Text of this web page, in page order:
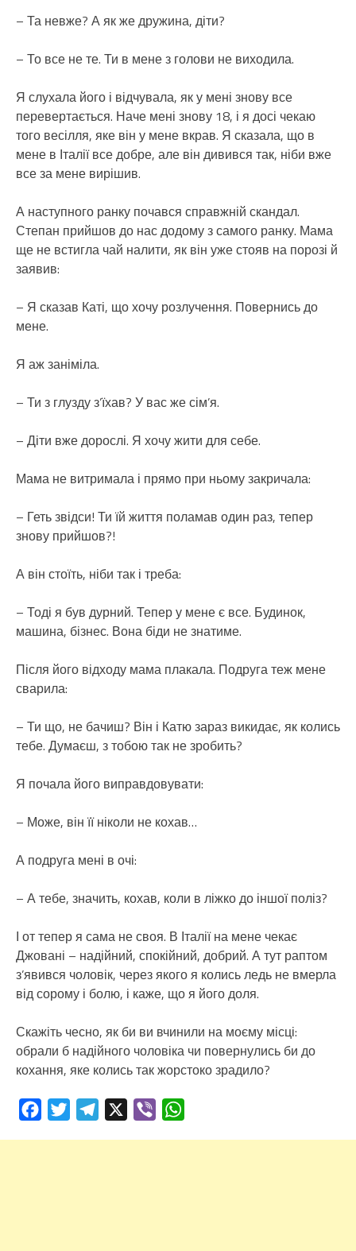
– Та невже? А як же дружина, діти?
– То все не те. Ти в мене з голови не виходила.
Я слухала його і відчувала, як у мені знову все
перевертається. Наче мені знову 18, і я досі чекаю
того весілля, яке він у мене вкрав. Я сказала, що в
мене в Італії все добре, але він дивився так, ніби вже
все за мене вирішив.
А наступного ранку почався справжній скандал.
Степан прийшов до нас додому з самого ранку. Мама
ще не встигла чай налити, як він уже стояв на порозі й
заявив:
– Я сказав Каті, що хочу розлучення. Повернись до
мене.
Я аж заніміла.
– Ти з глузду з’їхав? У вас же сім’я.
– Діти вже дорослі. Я хочу жити для себе.
Мама не витримала і прямо при ньому закричала:
– Геть звідси! Ти їй життя поламав один раз, тепер
знову прийшов?!
А він стоїть, ніби так і треба:
– Тоді я був дурний. Тепер у мене є все. Будинок,
машина, бізнес. Вона біди не знатиме.
Після його відходу мама плакала. Подруга теж мене
сварила:
– Ти що, не бачиш? Він і Катю зараз викидає, як колись
тебе. Думаєш, з тобою так не зробить?
Я почала його виправдовувати:
– Може, він її ніколи не кохав…
А подруга мені в очі:
– А тебе, значить, кохав, коли в ліжко до іншої поліз?
І от тепер я сама не своя. В Італії на мене чекає
Джовані – надійний, спокійний, добрий. А тут раптом
з’явився чоловік, через якого я колись ледь не вмерла
від сорому і болю, і каже, що я його доля.
Скажіть чесно, як би ви вчинили на моєму місці:
обрали б надійного чоловіка чи повернулись би до
кохання, яке колись так жорстоко зрадило?
FacebookTwitterTelegram Viber